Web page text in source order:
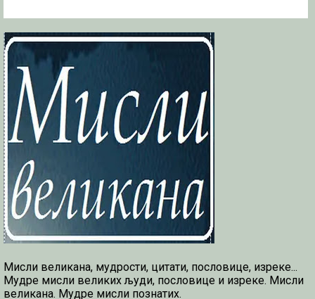
Мисли великана, мудрости, цитати, пословице, изреке...
Мудре мисли великих људи, пословице и изреке. Мисли
великана. Мудре мисли познатих.